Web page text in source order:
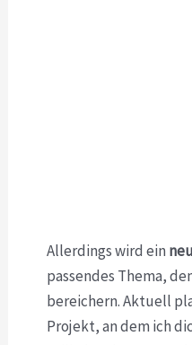
Allerdings wird ein
passendes Thema,
bereichern. Aktuell
Projekt, an dem ich